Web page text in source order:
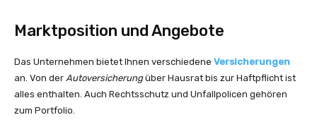
Marktposition und Angebote
Das Unternehmen bietet Ihnen verschiedene Versicherungen
an. Von der Autoversicherungüber Hausrat bis zur Haftpflicht ist
alles enthalten. Auch Rechtsschutz und Unfallpolicen gehören
zum Portfolio.